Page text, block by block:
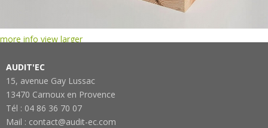
more info view larger
AUDIT'EC
15, avenue Gay Lussac
13470 Carnoux en Provence
Tél : 04 86 36 70 07
Mail : contact@audit-ec.com